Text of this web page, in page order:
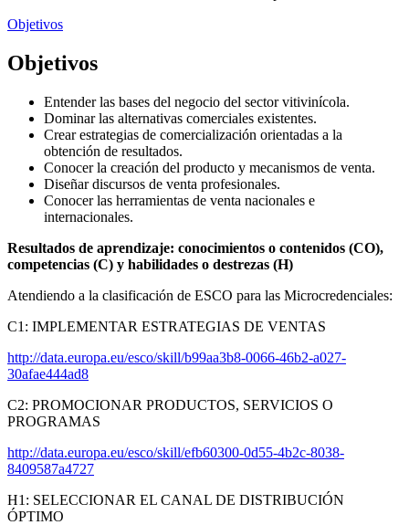
Objetivos
Objetivos
Entender las bases del negocio del sector vitivinícola.
Dominar las alternativas comerciales existentes.
Crear estrategias de comercialización orientadas a la
obtención de resultados.
Conocer la creación del producto y mecanismos de venta.
Diseñar discursos de venta profesionales.
Conocer las herramientas de venta nacionales e
internacionales.
Resultados de aprendizaje: conocimientos o contenidos (CO),
competencias (C) y habilidades o destrezas (H)
Atendiendo a la clasificación de ESCO para las Microcredenciales:
C1: IMPLEMENTAR ESTRATEGIAS DE VENTAS
http://data.europa.eu/esco/skill/b99aa3b8-0066-46b2-a027-
30afae444ad8
C2: PROMOCIONAR PRODUCTOS, SERVICIOS O
PROGRAMAS
http://data.europa.eu/esco/skill/efb60300-0d55-4b2c-8038-
8409587a4727
H1: SELECCIONAR EL CANAL DE DISTRIBUCIÓN
ÓPTIMO